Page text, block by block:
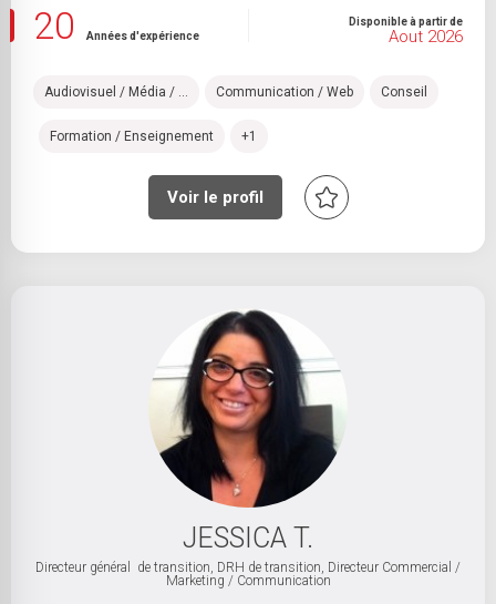
20 Années d'expérience
Disponible à partir de
Aout 2026
Audiovisuel / Média / ... Communication / Web Conseil
Formation / Enseignement +1
Voir le profil
JESSICA T.
Directeur général de transition, DRH de transition, Directeur Commercial /
Marketing / Communication